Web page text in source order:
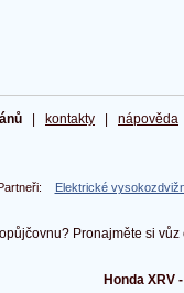
kontakty nápověda
Elektrické
Pronajměte si
Honda XRV